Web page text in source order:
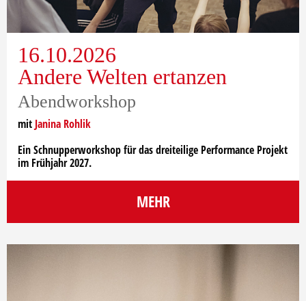
16.10.2026
Andere Welten ertanzen
Abendworkshop
mit Janina Rohlik
Ein Schnupperworkshop für das dreiteilige Performance Projekt
im Frühjahr 2027.
MEHR